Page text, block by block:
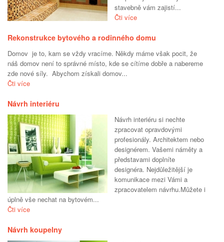
stavebně vám zajistí...
Čti více
Rekonstrukce bytového a rodinného domu
Domov je to, kam se vždy vracíme. Někdy máme však pocit, že
náš domov není to správné místo, kde se cítíme dobře a nabereme
zde nové síly. Abychom získali domov...
Čti více
Návrh interiéru
Návrh interiéru si nechte
zpracovat opravdovými
profesionály. Architektem nebo
designérem. Vašemi náměty a
představami doplníte
designéra. Nejdůležitější je
komunikace mezi Vámi a
zpracovatelem návrhu.Můžete i
úplně vše nechat na bytovém...
Čti více
Návrh koupelny